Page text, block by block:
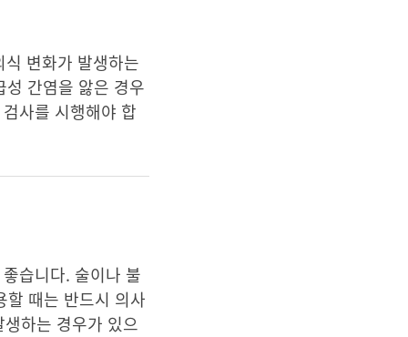
변화가 발생하는
간염을 앓은 경우
사를 시행해야 합
습니다. 술이나 불
할 때는 반드시 의사
하는 경우가 있으